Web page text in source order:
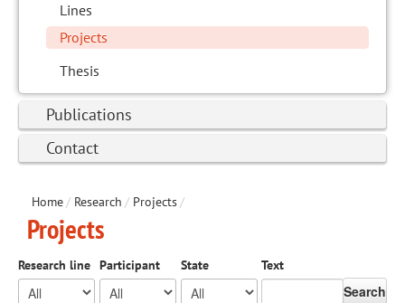
Lines
Projects
Thesis
Publications
Contact
Home/ Research / Projects/
Projects
Research line Participant State Text
Search